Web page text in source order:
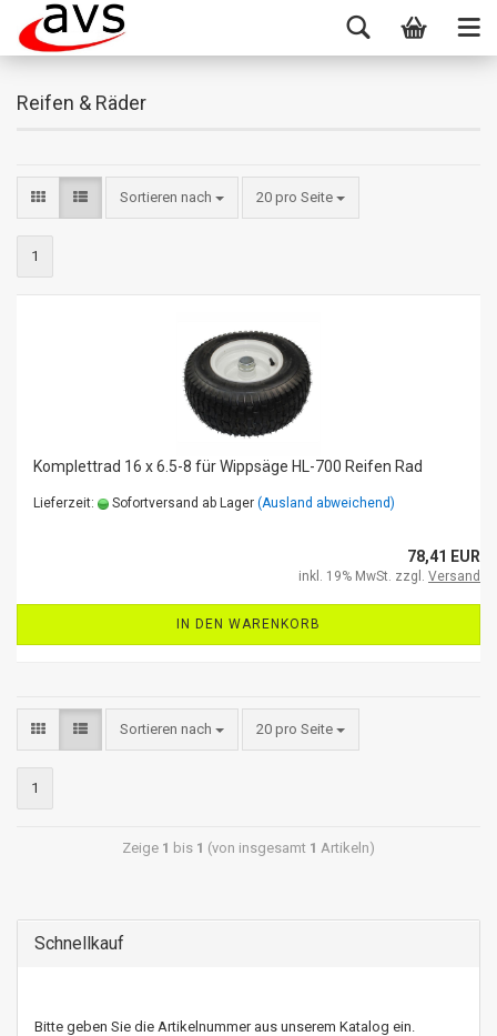
Reifen & Räder
Sortieren nach 20 pro Seite
1
Komplettrad 16 x 6.5-8 für Wippsäge HL-700 Reifen Rad
Lieferzeit: Sofortversand ab Lager (Ausland abweichend)
78,41 EUR
inkl. 19% MwSt. zzgl. Versand
IN DEN WARENKORB
Sortieren nach 20 pro Seite
1
Zeige 1 bis 1 (von insgesamt 1 Artikeln)
Schnellkauf
Bitte geben Sie die Artikelnummer aus unserem Katalog ein.